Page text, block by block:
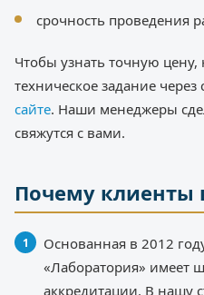
срочность проведения
Чтобы узнать точную цену,
техническое задание
сайте. Наши менеджеры
свяжутся с вами.
Почему клиенты
Основанная в 2012
«Лаборатория» имеет
аккредитации. В нашу